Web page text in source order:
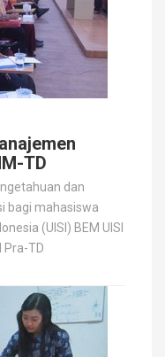
TD
dan
bagi mahasiswa
(UISI) BEM UISI
Pra-TD